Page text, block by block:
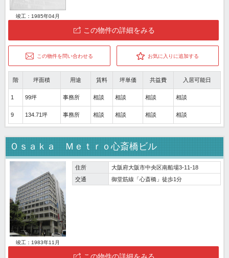
竣工：1985年04月
この物件の詳細をみる
この物件を問い合わせる お気に入りに追加する
階 坪面積 用途 賃料 坪単価 共益費 入居可能日
1 99坪 事務所 相談 相談 相談 相談
9 134.71坪 事務所 相談 相談 相談 相談
Ｏｓａｋａ Ｍｅｔｒｏ心斎橋ビル
竣工：1983年11月
住所
大阪府大阪市中央区南船場3-11-18
交通
御堂筋線「心斎橋」徒歩1分